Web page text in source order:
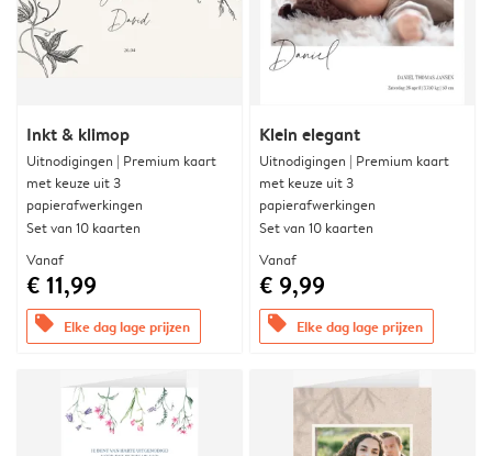
Inkt & klimop
Uitnodigingen | Premium kaart
met keuze uit 3
papierafwerkingen
Set van 10 kaarten
Vanaf
€ 11,99
offers Elke dag lage prijzen
Klein elegant
Uitnodigingen | Premium kaart
met keuze uit 3
papierafwerkingen
Set van 10 kaarten
Vanaf
€ 9,99
offers Elke dag lage prijzen